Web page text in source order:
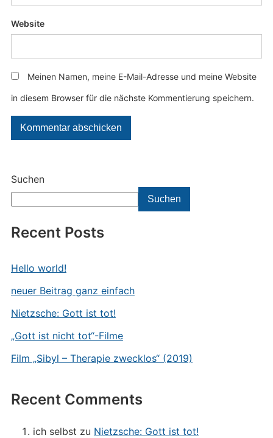
Suchen
Suchen
Recent Posts
Hello world!
neuer Beitrag ganz einfach
Nietzsche: Gott ist tot!
„Gott ist nicht tot“-Filme
Film „Sibyl – Therapie zwecklos“ (2019)
Recent Comments
ich selbst zu Nietzsche: Gott ist tot!
Website
Meinen Namen, meine E-Mail-Adresse und meine Website
in diesem Browser für die nächste Kommentierung speichern.